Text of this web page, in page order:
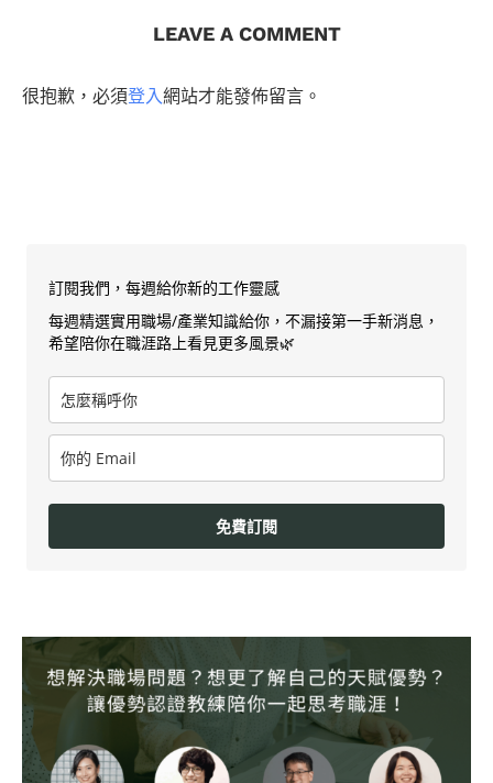
LEAVE A COMMENT
很抱歉，必須登入網站才能發佈留言。
訂閱我們，每週給你新的工作靈感
每週精選實用職場/產業知識給你，不漏接第一手新消息，
希望陪你在職涯路上看見更多風景🌿
免費訂閱